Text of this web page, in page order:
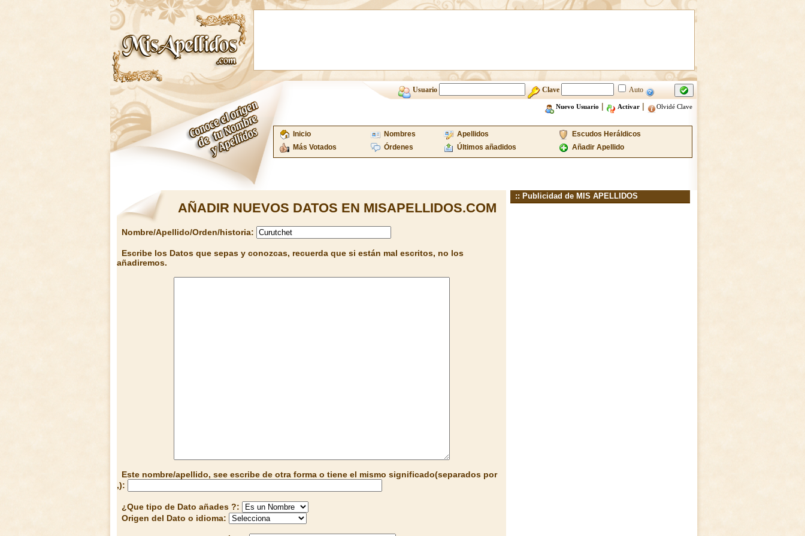
Usuario Clave Auto
Nuevo Usuario | Activar| Olvidé Clave
Inicio Nombres Apellidos
Escudos Heráldicos
Más Votados
Órdenes Últimos añadidos Añadir Apellido
AÑADIR NUEVOS DATOS EN MISAPELLIDOS.COM
Nombre/Apellido/Orden/historia:
Escribe los Datos que sepas y conozcas, recuerda que si están mal escritos, no los
añadiremos.
Este nombre/apellido, see escribe de otra forma o tiene el mismo significado(separados por
,):
¿Que tipo de Dato añades ?:
Origen del Dato o idioma:
:: Publicidad de MIS APELLIDOS